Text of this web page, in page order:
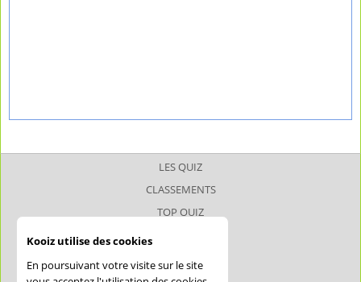
LES QUIZ
CLASSEMENTS
TOP QUIZ
Kooiz utilise des cookies
En poursuivant votre visite sur le site